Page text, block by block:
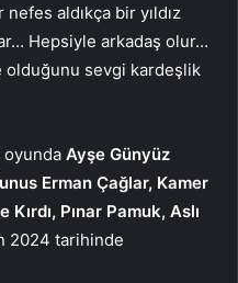
aldıkça bir yıldız
Hepsiyle arkadaş olur…
olduğunu sevgi kardeşlik
oyunda Ayşe Günyüz
Erman Çağlar, Kamer
Pınar Pamuk, Aslı
2024 tarihinde